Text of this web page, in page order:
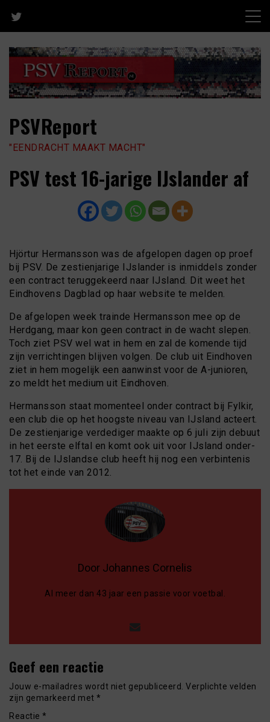
content
PSVReport
"EENDRACHT MAAKT MACHT"
PSV test 16-jarige IJslander af
Hjörtur Hermansson was de afgelopen dagen op proef
bij PSV. De zestienjarige IJslander is inmiddels zonder
een contract teruggekeerd naar IJsland. Dit weet het
Eindhovens Dagblad op haar website te melden.
De afgelopen week trainde Hermansson mee op de
Herdgang, maar kon geen contract in de wacht slepen.
Toch ziet PSV wel wat in hem en zal de komende tijd
zijn verrichtingen blijven volgen. De club uit Eindhoven
ziet in hem mogelijk een aanwinst voor de A-junioren,
zo meldt het medium uit Eindhoven.
Hermansson staat momenteel onder contract bij Fylkir,
een club die op het hoogste niveau van IJsland acteert.
De zestienjarige verdediger maakte op 6 juli zijn debuut
in het eerste elftal en komt ook uit voor IJsland onder-
17. Bij de IJslandse club heeft hij nog een verbintenis
tot het einde van 2012.
Door Johannes Cornelis
Al meer dan 43 jaar een passie voor voetbal.
Geef een reactie
Jouw e-mailadres wordt niet gepubliceerd. Verplichte velden
zijn gemarkeerd met *
Reactie *